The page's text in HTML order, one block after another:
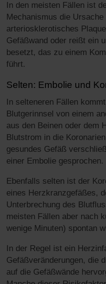
In den meisten Fällen ist
Mechanismus die
arteriosklerotisches
Gefäßwand oder reißt ein
besetzt, das zu einem
führt.
Selten: Embolie und
In selteneren Fällen
Blutgerinnsel von einem
aus den Beinen oder dem
Blutstrom in die
gesundes Gefäß
einer Embolie gesprochen.
Ebenfalls selten ist der
eines Herzkranzgefäßes,
Unterbrechung des
meisten Fällen aber nach
wenige Minuten) spontan
In der Regel ist ein
Gefäßveränderungen, die
auf die Gefäßwände